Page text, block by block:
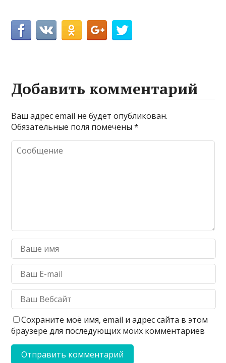
Добавить комментарий
Ваш адрес email не будет опубликован.
Обязательные поля помечены*
Сохраните моё имя, email и адрес сайта в этом
браузере для последующих моих комментариев